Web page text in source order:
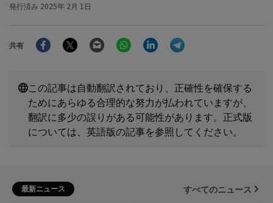
発行済み 2025年 2月 1日
共有
FacebookTwitter Email WhatsAppLinkedIn
この記事は自動翻訳されており、正確性を確保する
ためにあらゆる合理的な努力が払われていますが、
翻訳に多少の誤りがある可能性があります。正式版
については、英語版の記事を参照してください。
最新ニュース すべてのニュース